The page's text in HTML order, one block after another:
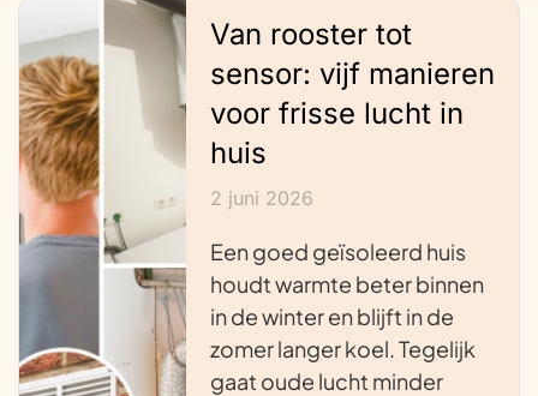
Van rooster tot
sensor: vijf manieren
voor frisse lucht in
huis
2 juni 2026
Een goed geïsoleerd huis
houdt warmte beter binnen
in de winter en blijft in de
zomer langer koel. Tegelijk
gaat oude lucht minder